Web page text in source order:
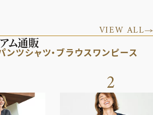
VIEW ALL
ム通販
ンツシャツ・ブラウスワンピース
2